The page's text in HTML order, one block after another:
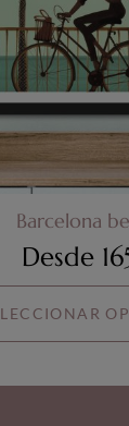
Barcelona
Desde